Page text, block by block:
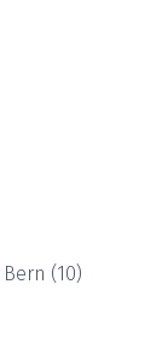
Bern (10)